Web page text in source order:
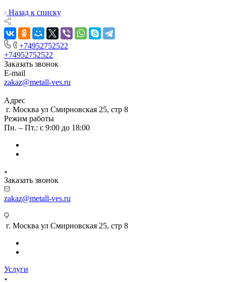
Назад к списку
+74952752522
+74952752522
Заказать звонок
E-mail
zakaz@metall-ves.ru
Адрес
г. Москва ул Смирновская 25, стр 8
Режим работы
Пн. – Пт.: с 9:00 до 18:00
Заказать звонок
zakaz@metall-ves.ru
г. Москва ул Смирновская 25, стр 8
Услуги